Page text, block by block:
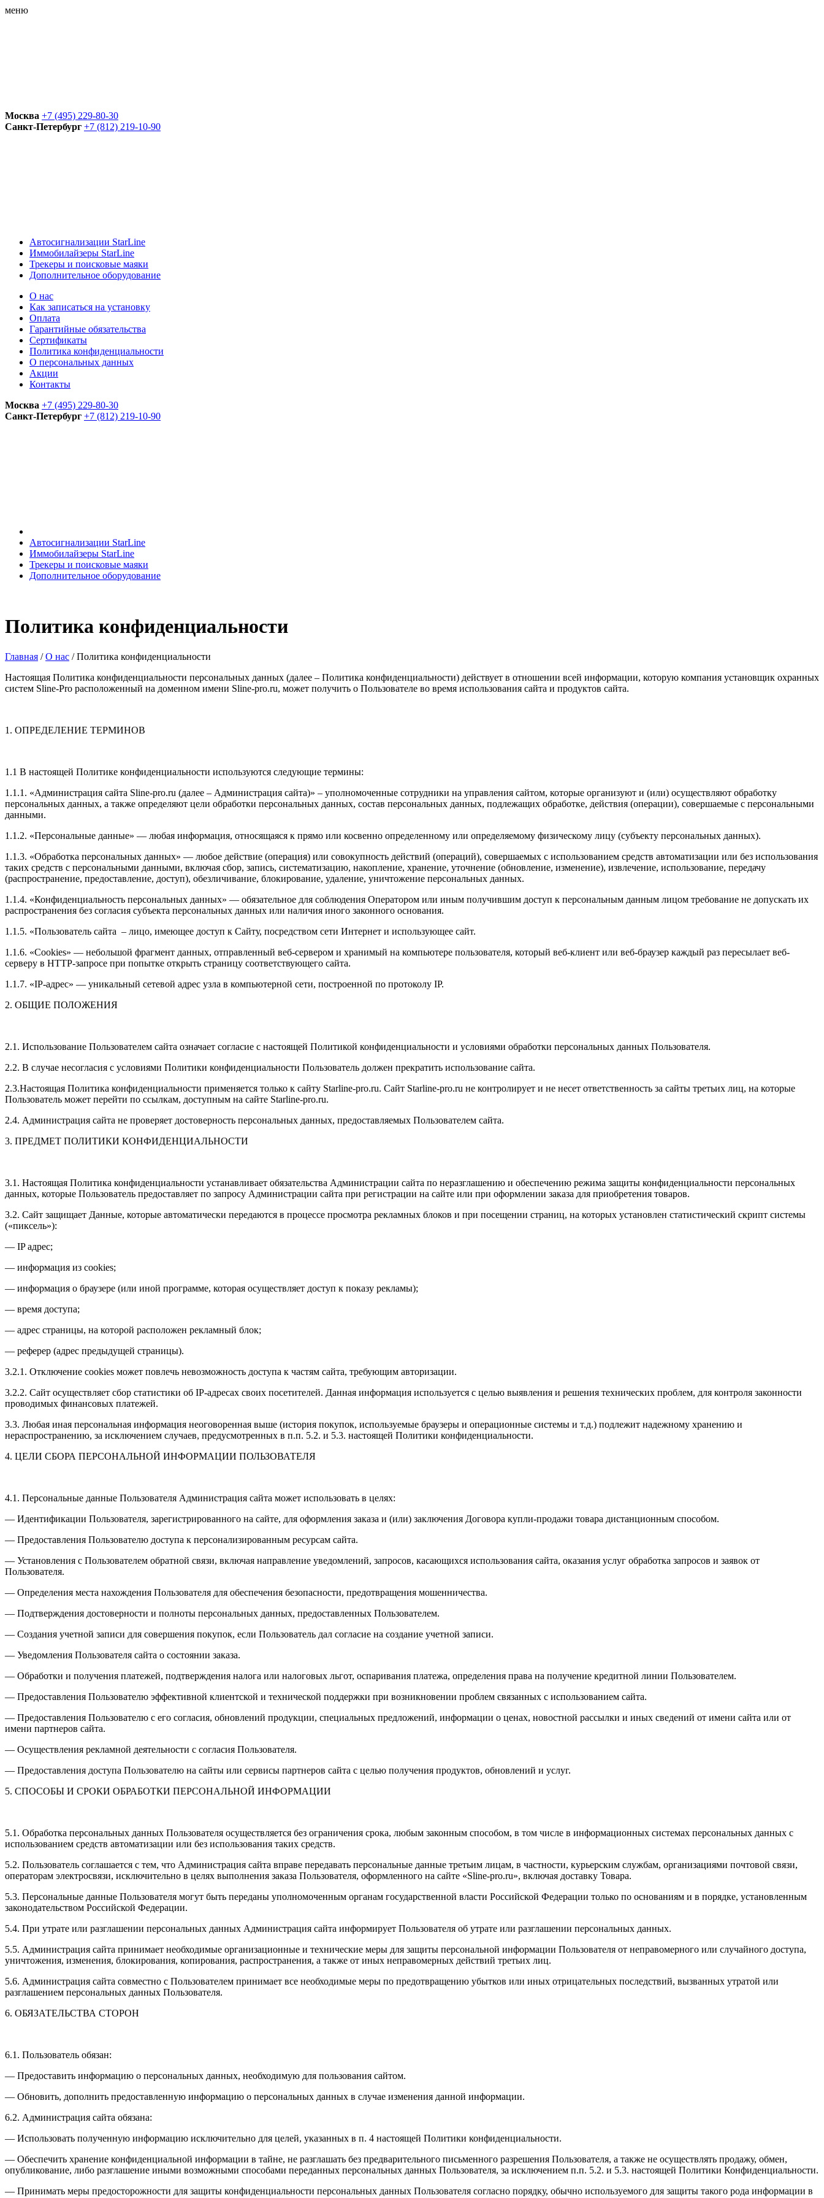
меню
Москва +7 (495) 229-80-30
Санкт-Петербург +7 (812) 219-10-90
Автосигнализации StarLine
Иммобилайзеры StarLine
Трекеры и поисковые маяки
Дополнительное оборудование
О нас
Как записаться на установку
Оплата
Гарантийные обязательства
Сертификаты
Политика конфиденциальности
О персональных данных
Акции
Контакты
Москва +7 (495) 229-80-30
Санкт-Петербург +7 (812) 219-10-90
Автосигнализации StarLine
Иммобилайзеры StarLine
Трекеры и поисковые маяки
Дополнительное оборудование
Политика конфиденциальности
Главная / О нас / Политика конфиденциальности
Настоящая Политика конфиденциальности персональных данных (далее – Политика конфиденциальности) действует в отношении всей информации, которую компания установщик охранных
систем Sline-Pro расположенный на доменном имени Sline-pro.ru, может получить о Пользователе во время использования сайта и продуктов сайта.
1. ОПРЕДЕЛЕНИЕ ТЕРМИНОВ
1.1 В настоящей Политике конфиденциальности используются следующие термины:
1.1.1. «Администрация сайта Sline-pro.ru (далее – Администрация сайта)» – уполномоченные сотрудники на управления сайтом, которые организуют и (или) осуществляют обработку
персональных данных, а также определяют цели обработки персональных данных, состав персональных данных, подлежащих обработке, действия (операции), совершаемые с персональными
данными.
1.1.2. «Персональные данные» — любая информация, относящаяся к прямо или косвенно определенному или определяемому физическому лицу (субъекту персональных данных).
1.1.3. «Обработка персональных данных» — любое действие (операция) или совокупность действий (операций), совершаемых с использованием средств автоматизации или без использования
таких средств с персональными данными, включая сбор, запись, систематизацию, накопление, хранение, уточнение (обновление, изменение), извлечение, использование, передачу
(распространение, предоставление, доступ), обезличивание, блокирование, удаление, уничтожение персональных данных.
1.1.4. «Конфиденциальность персональных данных» — обязательное для соблюдения Оператором или иным получившим доступ к персональным данным лицом требование не допускать их
распространения без согласия субъекта персональных данных или наличия иного законного основания.
1.1.5. «Пользователь сайта – лицо, имеющее доступ к Сайту, посредством сети Интернет и использующее сайт.
1.1.6. «Cookies» — небольшой фрагмент данных, отправленный веб-сервером и хранимый на компьютере пользователя, который веб-клиент или веб-браузер каждый раз пересылает веб-
серверу в HTTP-запросе при попытке открыть страницу соответствующего сайта.
1.1.7. «IP-адрес» — уникальный сетевой адрес узла в компьютерной сети, построенной по протоколу IP.
2. ОБЩИЕ ПОЛОЖЕНИЯ
2.1. Использование Пользователем сайта означает согласие с настоящей Политикой конфиденциальности и условиями обработки персональных данных Пользователя.
2.2. В случае несогласия с условиями Политики конфиденциальности Пользователь должен прекратить использование сайта.
2.3.Настоящая Политика конфиденциальности применяется только к сайту Starline-pro.ru. Сайт Starline-pro.ru не контролирует и не несет ответственность за сайты третьих лиц, на которые
Пользователь может перейти по ссылкам, доступным на сайте Starline-pro.ru.
2.4. Администрация сайта не проверяет достоверность персональных данных, предоставляемых Пользователем сайта.
3. ПРЕДМЕТ ПОЛИТИКИ КОНФИДЕНЦИАЛЬНОСТИ
3.1. Настоящая Политика конфиденциальности устанавливает обязательства Администрации сайта по неразглашению и обеспечению режима защиты конфиденциальности персональных
данных, которые Пользователь предоставляет по запросу Администрации сайта при регистрации на сайте или при оформлении заказа для приобретения товаров.
3.2. Сайт защищает Данные, которые автоматически передаются в процессе просмотра рекламных блоков и при посещении страниц, на которых установлен статистический скрипт системы
(«пиксель»):
— IP адрес;
— информация из cookies;
— информация о браузере (или иной программе, которая осуществляет доступ к показу рекламы);
— время доступа;
— адрес страницы, на которой расположен рекламный блок;
— реферер (адрес предыдущей страницы).
3.2.1. Отключение cookies может повлечь невозможность доступа к частям сайта, требующим авторизации.
3.2.2. Сайт осуществляет сбор статистики об IP-адресах своих посетителей. Данная информация используется с целью выявления и решения технических проблем, для контроля законности
проводимых финансовых платежей.
3.3. Любая иная персональная информация неоговоренная выше (история покупок, используемые браузеры и операционные системы и т.д.) подлежит надежному хранению и
нераспространению, за исключением случаев, предусмотренных в п.п. 5.2. и 5.3. настоящей Политики конфиденциальности.
4. ЦЕЛИ СБОРА ПЕРСОНАЛЬНОЙ ИНФОРМАЦИИ ПОЛЬЗОВАТЕЛЯ
4.1. Персональные данные Пользователя Администрация сайта может использовать в целях:
— Идентификации Пользователя, зарегистрированного на сайте, для оформления заказа и (или) заключения Договора купли-продажи товара дистанционным способом.
— Предоставления Пользователю доступа к персонализированным ресурсам сайта.
— Установления с Пользователем обратной связи, включая направление уведомлений, запросов, касающихся использования сайта, оказания услуг обработка запросов и заявок от
Пользователя.
— Определения места нахождения Пользователя для обеспечения безопасности, предотвращения мошенничества.
— Подтверждения достоверности и полноты персональных данных, предоставленных Пользователем.
— Создания учетной записи для совершения покупок, если Пользователь дал согласие на создание учетной записи.
— Уведомления Пользователя сайта о состоянии заказа.
— Обработки и получения платежей, подтверждения налога или налоговых льгот, оспаривания платежа, определения права на получение кредитной линии Пользователем.
— Предоставления Пользователю эффективной клиентской и технической поддержки при возникновении проблем связанных с использованием сайта.
— Предоставления Пользователю с его согласия, обновлений продукции, специальных предложений, информации о ценах, новостной рассылки и иных сведений от имени сайта или от
имени партнеров сайта.
— Осуществления рекламной деятельности с согласия Пользователя.
— Предоставления доступа Пользователю на сайты или сервисы партнеров сайта с целью получения продуктов, обновлений и услуг.
5. СПОСОБЫ И СРОКИ ОБРАБОТКИ ПЕРСОНАЛЬНОЙ ИНФОРМАЦИИ
5.1. Обработка персональных данных Пользователя осуществляется без ограничения срока, любым законным способом, в том числе в информационных системах персональных данных с
использованием средств автоматизации или без использования таких средств.
5.2. Пользователь соглашается с тем, что Администрация сайта вправе передавать персональные данные третьим лицам, в частности, курьерским службам, организациями почтовой связи,
операторам электросвязи, исключительно в целях выполнения заказа Пользователя, оформленного на сайте «Sline-pro.ru», включая доставку Товара.
5.3. Персональные данные Пользователя могут быть переданы уполномоченным органам государственной власти Российской Федерации только по основаниям и в порядке, установленным
законодательством Российской Федерации.
5.4. При утрате или разглашении персональных данных Администрация сайта информирует Пользователя об утрате или разглашении персональных данных.
5.5. Администрация сайта принимает необходимые организационные и технические меры для защиты персональной информации Пользователя от неправомерного или случайного доступа,
уничтожения, изменения, блокирования, копирования, распространения, а также от иных неправомерных действий третьих лиц.
5.6. Администрация сайта совместно с Пользователем принимает все необходимые меры по предотвращению убытков или иных отрицательных последствий, вызванных утратой или
разглашением персональных данных Пользователя.
6. ОБЯЗАТЕЛЬСТВА СТОРОН
6.1. Пользователь обязан:
— Предоставить информацию о персональных данных, необходимую для пользования сайтом.
— Обновить, дополнить предоставленную информацию о персональных данных в случае изменения данной информации.
6.2. Администрация сайта обязана:
— Использовать полученную информацию исключительно для целей, указанных в п. 4 настоящей Политики конфиденциальности.
— Обеспечить хранение конфиденциальной информации в тайне, не разглашать без предварительного письменного разрешения Пользователя, а также не осуществлять продажу, обмен,
опубликование, либо разглашение иными возможными способами переданных персональных данных Пользователя, за исключением п.п. 5.2. и 5.3. настоящей Политики Конфиденциальности.
— Принимать меры предосторожности для защиты конфиденциальности персональных данных Пользователя согласно порядку, обычно используемого для защиты такого рода информации в